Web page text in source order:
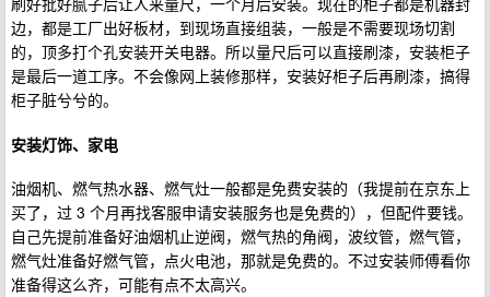
边，都是工厂出好板材，到现场直接组装，一般是不需要现场切割
的，顶多打个孔安装开关电器。所以量尺后可以直接刷漆，安装柜子
是最后一道工序。不会像网上装修那样，安装好柜子后再刷漆，搞得
柜子脏兮兮的。
安装灯饰、家电
油烟机、燃气热水器、燃气灶一般都是免费安装的（我提前在京东上
买了，过 3 个月再找客服申请安装服务也是免费的），但配件要钱。
自己先提前准备好油烟机止逆阀，燃气热的角阀，波纹管，燃气管，
燃气灶准备好燃气管，点火电池，那就是免费的。不过安装师傅看你
准备得这么齐，可能有点不太高兴。